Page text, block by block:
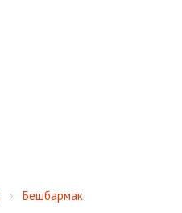
Бешбармак